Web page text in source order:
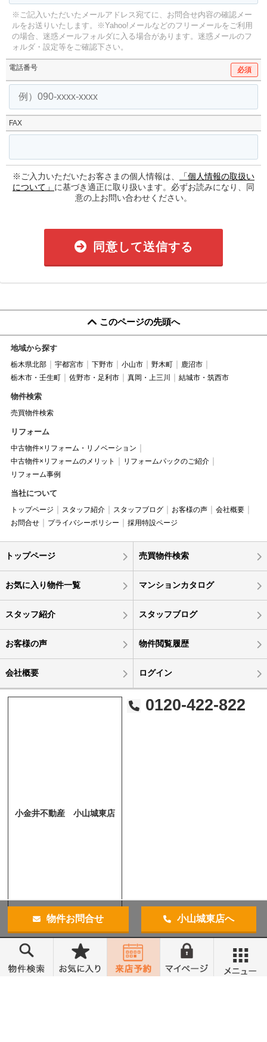
※ご記入いただいたメールアドレス宛てに、お問合せ内容の確認メー
ルをお送りいたします。
※Yahoo!メールなどのフリーメールをご利用
の場合、迷惑メールフォルダに入る場合があります。 迷惑メールのフ
ォルダ・設定等をご確認下さい。
電話番号 必須
FAX
※ご入力いただいたお客さまの個人情報は、
「個人情報の取扱い
について」 に基づき適正に取り扱います。必ずお読みになり、同
意の上お問い合わせください。
同意して送信する
物件お問合せ 小山城東店へ
このページの先頭へ
地域から探す
栃木県北部 宇都宮市 下野市 小山市 野木町
鹿沼市
栃木市・壬生町
佐野市・足利市 真岡・上三川 結城市・筑西市
物件検索
売買物件検索
リフォーム
中古物件×リフォーム・リノベーション
中古物件×リフォームのメリット
リフォームパックのご紹介
リフォーム事例
当社について
トップページ スタッフ紹介 スタッフブログ お客様の声
会社概要
お問合せ
プライバシーポリシー 採用特設ページ
トップページ 売買物件検索
お気に入り物件一覧 マンションカタログ
スタッフ紹介 スタッフブログ
お客様の声 物件閲覧履歴
会社概要 ログイン
小金井不動産 小山城東店
0120-422-822